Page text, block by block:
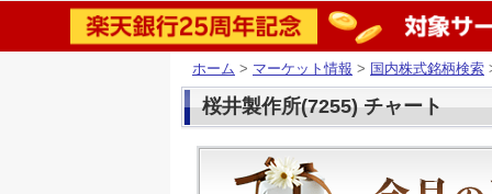
ホーム > マーケット情報 > 国内株式銘柄検索
桜井製作所(7255) チャート